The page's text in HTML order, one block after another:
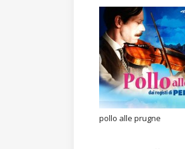
pollo alle prugne